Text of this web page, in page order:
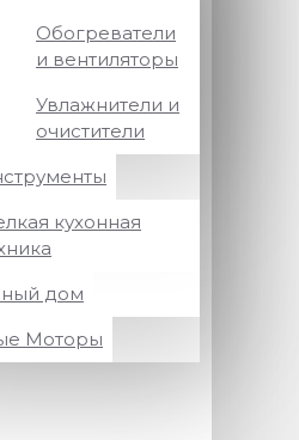
Обогреватели
и вентиляторы
Увлажнители и
очистители
кухонная
дом
Моторы